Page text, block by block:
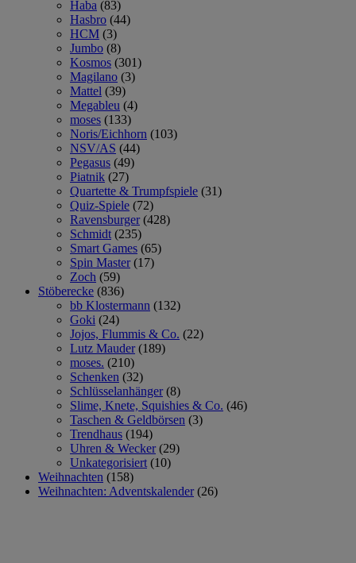
Haba (83)
Hasbro (44)
HCM (3)
Jumbo (8)
Kosmos (301)
Magilano (3)
Mattel (39)
Megableu (4)
moses (133)
Noris/Eichhorn (103)
NSV/AS (44)
Pegasus (49)
Piatnik (27)
Quartette & Trumpfspiele (31)
Quiz-Spiele (72)
Ravensburger (428)
Schmidt (235)
Smart Games (65)
Spin Master (17)
Zoch (59)
Stöberecke (836)
bb Klostermann (132)
Goki (24)
Jojos, Flummis & Co. (22)
Lutz Mauder (189)
moses. (210)
Schenken (32)
Schlüsselanhänger (8)
Slime, Knete, Squishies & Co. (46)
Taschen & Geldbörsen (3)
Trendhaus (194)
Uhren & Wecker (29)
Unkategorisiert (10)
Weihnachten (158)
Weihnachten: Adventskalender (26)